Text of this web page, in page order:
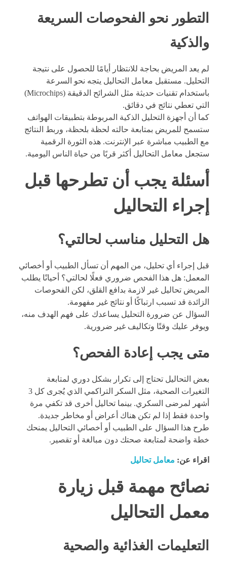
التطور نحو الفحوصات السريعة
والذكية
لم يعد المريض بحاجة للانتظار أيامًا للحصول على نتيجة
التحليل. مستقبل معامل التحاليل يتجه نحو السرعة
باستخدام تقنيات حديثة مثل الشرائح الدقيقة (Microchips)
التي تعطي نتائج في دقائق.
كما أن أجهزة التحليل الذكية المربوطة بتطبيقات الهواتف
ستسمح للمريض بمتابعة حالته لحظة بلحظة، وربط النتائج
مع الطبيب مباشرة عبر الإنترنت. هذه الثورة الرقمية
ستجعل معامل التحاليل أكثر قربًا من حياة الناس اليومية.
أسئلة يجب أن تطرحها قبل
إجراء التحاليل
هل التحليل مناسب لحالتي؟
قبل إجراء أي تحليل، من المهم أن تسأل الطبيب أو أخصائي
المعمل: هل هذا الفحص ضروري فعلًا لحالتي؟ أحيانًا يطلب
المريض تحاليل غير لازمة بدافع القلق، لكن الفحوصات
الزائدة قد تسبب ارتباكًا أو نتائج غير مفهومة.
السؤال عن ضرورة التحليل يساعدك على فهم الهدف منه،
ويوفر عليك وقتًا وتكاليف غير ضرورية.
متى يجب إعادة الفحص؟
بعض التحاليل تحتاج إلى تكرار بشكل دوري لمتابعة
التغيرات الصحية، مثل السكر التراكمي الذي يُجرى كل 3
أشهر لمرضى السكري. بينما تحاليل أخرى قد تكفي مرة
واحدة فقط إذا لم تكن هناك أعراض أو مخاطر جديدة.
طرح هذا السؤال على الطبيب أو أخصائي التحاليل يمنحك
خطة واضحة لمتابعة صحتك دون مبالغة أو تقصير.
اقراء عن: معامل تحاليل
نصائح مهمة قبل زيارة
معمل التحاليل
التعليمات الغذائية والصحية